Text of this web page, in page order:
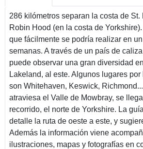
286 kilómetros separan la costa de
Robin Hood (en la costa de
que fácilmente se podría realizar en
semanas. A través de un país de
puede observar una gran diversidad
Lakeland, al este. Algunos lugares
son Whitehaven, Keswick,
atraviesa el Valle de Mowbray, se
recorrido, el norte de Yorkshire. La
detalle la ruta de oeste a este, y
Además la información viene
ilustraciones, mapas y fotografías en